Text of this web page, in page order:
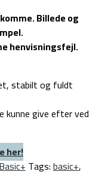
Billede og
henvisningsfejl.
stabilt og fuldt
kunne give efter ved
her!
Tags:basic+,